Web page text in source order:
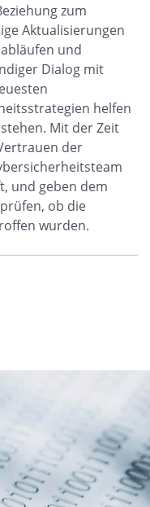
zum
Aktualisierungen
und
Dialog mit
helfen
Mit der Zeit
der
und geben dem
ob die
wurden.